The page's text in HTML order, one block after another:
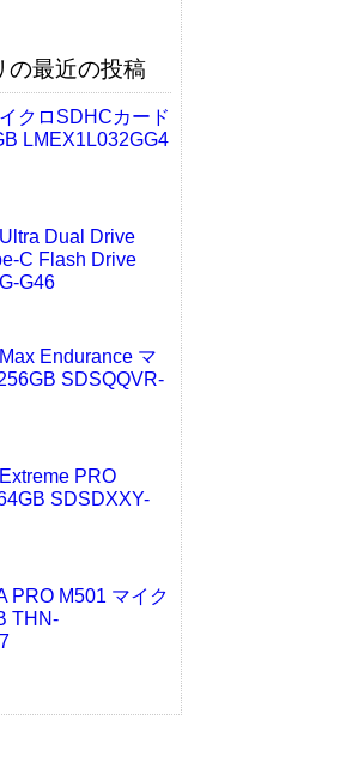
の最近の投稿
クロSDHCカード
LMEX1L032GG4
Dual Drive
C Flash Drive
G46
Endurance マ
SDSQQVR-
PRO
SDSDXXY-
PRO M501 マイク
THN-